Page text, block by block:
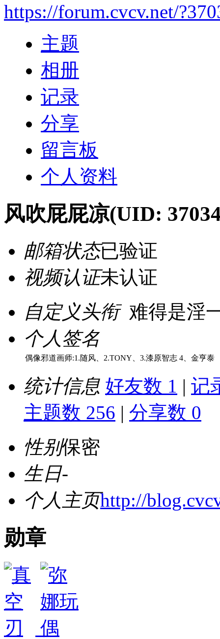
https://forum.cvcv.net/
主题
相册
记录
分享
留言板
个人资料
风吹屁屁凉(UID:
邮箱状态已验证
视频认证未认证
自定义头衔 难得是淫
个人签名
偶像邪道画师:1.随风、2.TONY、3.漆原智志 4、金亨泰
统计信息 好友数 1 | 记
主题数 256 | 分享数 0
性别保密
生日-
个人主页http://
勋章